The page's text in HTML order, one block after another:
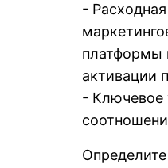
-
платформы
активации
- Ключевое